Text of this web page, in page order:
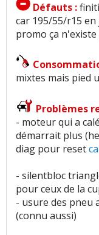
Défauts :
car 195/55/r15
promo ça
mixtes mais pied
Problèmes
- moteur qui a
démarrait plus
diag pour reset
- silentbloc
pour ceux de la
- usure des pneu
(connu aussi)